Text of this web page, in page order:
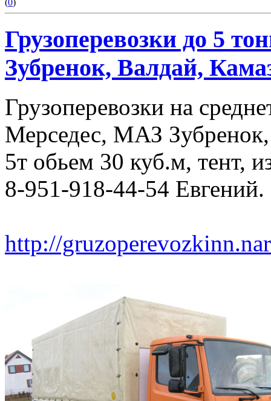
Грузоперевозки до 5
Зубренок, Валдай,
Грузоперевозки на
Мерседес, МАЗ Зубренок,
5т обьем 30 куб.м, тент,
8-951-918-44-54 Евгений.
http://